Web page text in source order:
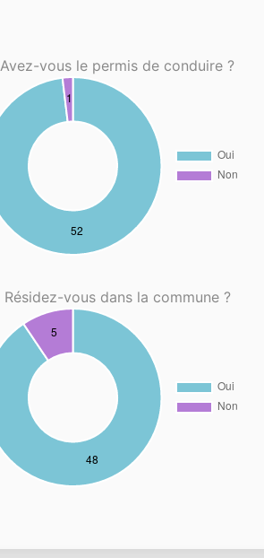
Avez-vous le permis de conduire ?
Résidez-vous dans la commune ?